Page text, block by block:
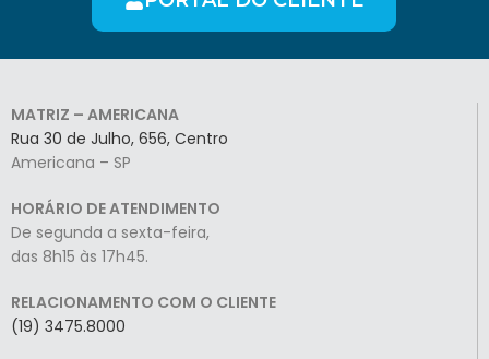
MATRIZ – AMERICANA
Rua 30 de Julho, 656, Centro
Americana – SP
HORÁRIO DE ATENDIMENTO
De segunda a sexta-feira,
das 8h15 às 17h45.
RELACIONAMENTO COM O CLIENTE
(19) 3475.8000